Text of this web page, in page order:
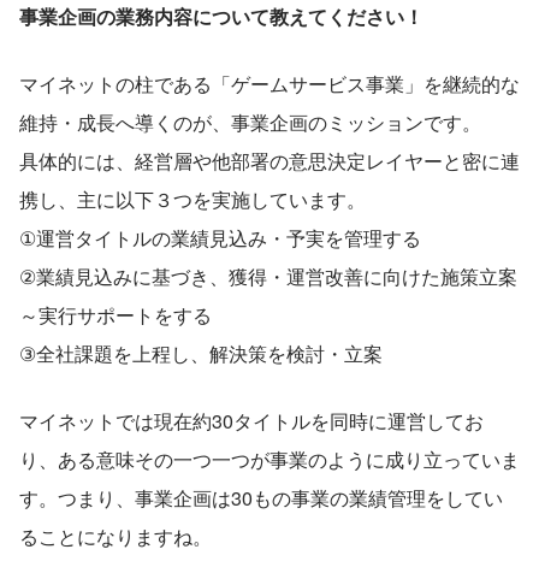
事業企画の業務内容について教えてください！
マイネットの柱である「ゲームサービス事業」を継続的な
維持・成長へ導くのが、事業企画のミッションです。
具体的には、経営層や他部署の意思決定レイヤーと密に連
携し、主に以下３つを実施しています。
①運営タイトルの業績見込み・予実を管理する
②業績見込みに基づき、獲得・運営改善に向けた施策立案
～実行サポートをする
③全社課題を上程し、解決策を検討・立案
マイネットでは現在約30タイトルを同時に運営してお
り、ある意味その一つ一つが事業のように成り立っていま
す。つまり、事業企画は30もの事業の業績管理をしてい
ることになりますね。